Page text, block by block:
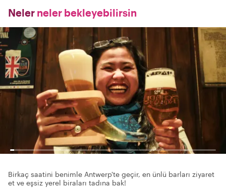
Neler neler bekleyebilirsin
Birkaç saatini benimle Antwerp'te geçir, en ünlü barları ziyaret
et ve eşsiz yerel biraları tadına bak!